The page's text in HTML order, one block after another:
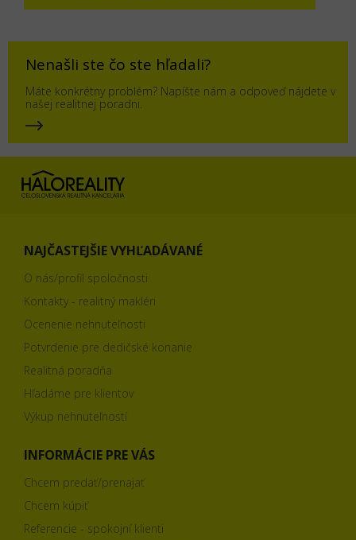
Nenašli ste čo ste hľadali?
Máte konkrétny problém? Napíšte nám a odpoveď nájdete v
našej realitnej poradni.
NAJČASTEJŠIE VYHĽADÁVANÉ
O nás/profil spoločnosti
Kontakty - realitný makléri
Ocenenie nehnuteľnosti
Potvrdenie pre dedičské konanie
Realitná poradňa
Hľadáme pre klientov
Výkup nehnuteľností
INFORMÁCIE PRE VÁS
Chcem predať/prenajať
Chcem kúpiť
Referencie - spokojní klienti